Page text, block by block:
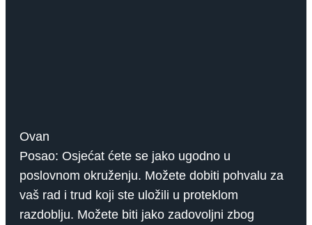
Ovan
Posao: Osjećat ćete se jako ugodno u
poslovnom okruženju. Možete dobiti pohvalu za
vaš rad i trud koji ste uložili u proteklom
razdoblju. Možete biti jako zadovoljni zbog